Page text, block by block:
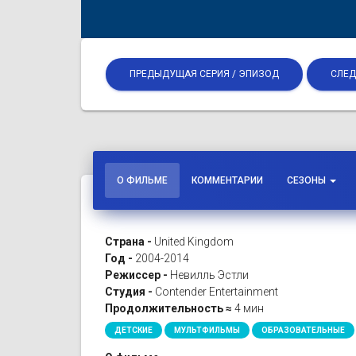
ПРЕДЫДУЩАЯ СЕРИЯ / ЭПИЗОД
О ФИЛЬМЕ КОММЕНТАРИИ СЕЗОНЫ
Страна - United Kingdom
Год - 2004-2014
Режиссер - Невилль Эстли
Студия - Contender Entertainment
Продолжительность ≈ 4 мин
ДЕТСКИЕ МУЛЬТФИЛЬМЫ ОБРАЗОВАТЕЛЬНЫЕ